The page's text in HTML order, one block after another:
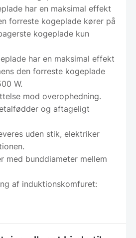
har en maksimal effekt
forreste kogeplade kører på
kogeplade kun
har en maksimal effekt
den forreste kogeplade
W.
mod overophedning.
og aftageligt
uden stik, elektriker
med bunddiameter mellem
af induktionskomfuret: